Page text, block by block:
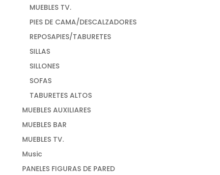
MUEBLES TV.
PIES DE CAMA/DESCALZADORES
REPOSAPIES/TABURETES
SILLAS
SILLONES
SOFAS
TABURETES ALTOS
MUEBLES AUXILIARES
MUEBLES BAR
MUEBLES TV.
Music
PANELES FIGURAS DE PARED